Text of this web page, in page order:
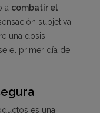
a combatir el
subjetiva
una dosis
el primer día de
es una